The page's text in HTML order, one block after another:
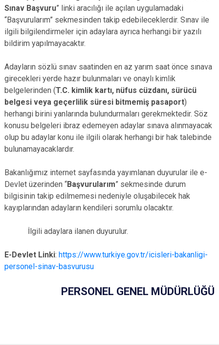
Sınav Başvuru” linki aracılığı ile açılan uygulamadaki
“Başvurularım” sekmesinden takip edebileceklerdir. Sınav ile
ilgili bilgilendirmeler için adaylara ayrıca herhangi bir yazılı
bildirim yapılmayacaktır.
Adayların sözlü sınav saatinden en az yarım saat önce sınava
girecekleri yerde hazır bulunmaları ve onaylı kimlik
belgelerinden (T.C. kimlik kartı, nüfus cüzdanı, sürücü
belgesi veya geçerlilik süresi bitmemiş pasaport)
herhangi birini yanlarında bulundurmaları gerekmektedir. Söz
konusu belgeleri ibraz edemeyen adaylar sınava alınmayacak
olup bu adaylar konu ile ilgili olarak herhangi bir hak talebinde
bulunamayacaklardır.
Bakanlığımız internet sayfasında yayımlanan duyurular ile e-
Devlet üzerinden “Başvurularım” sekmesinde durum
bilgisinin takip edilmemesi nedeniyle oluşabilecek hak
kayıplarından adayların kendileri sorumlu olacaktır.
İlgili adaylara ilanen duyurulur.
E-Devlet Linki: https://www.turkiye.gov.tr/icisleri-bakanligi-
personel-sinav-basvurusu
PERSONEL GENEL MÜDÜRLÜĞÜ